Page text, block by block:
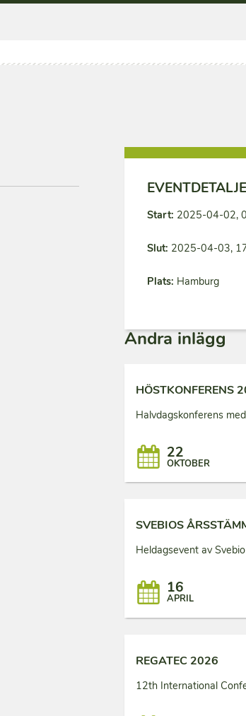
Start: 2025-04-02,
Slut: 2025-04-03,
Plats: Hamburg
Andra inlägg
HÖSTKONFERENS
Halvdagskonferens
22
OKTOBER
SVEBIOS
Heldagsevent av
16
APRIL
REGATEC 2026
12th International